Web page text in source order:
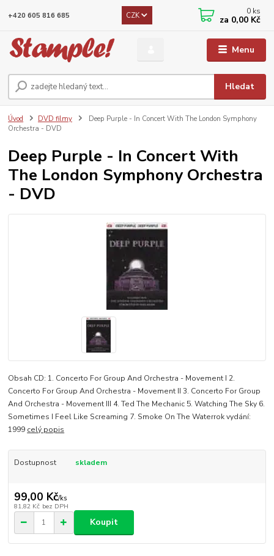
Menu
CZK
Hledat
+420 605 816 685 0 ks
za 0,00 Kč
Úvod DVD filmy
Deep Purple - In Concert With The London Symphony
Orchestra - DVD
Deep Purple - In Concert With
The London Symphony Orchestra
- DVD
Obsah CD: 1. Concerto For Group And Orchestra - Movement I 2.
Concerto For Group And Orchestra - Movement II 3. Concerto For Group
And Orchestra - Movement III 4. Ted The Mechanic 5. Watching The Sky 6.
Sometimes I Feel Like Screaming 7. Smoke On The Waterrok vydání:
1999 celý popis
Dostupnost skladem
99,00 Kč/ks
81,82 Kč bez DPH
Koupit